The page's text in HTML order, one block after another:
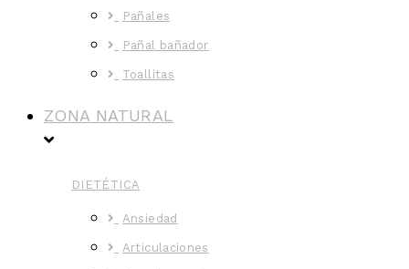
Pañales
Pañal bañador
Toallitas
ZONA NATURAL
DIETÉTICA
Ansiedad
Articulaciones